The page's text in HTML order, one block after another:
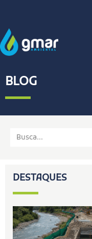
BLOG
DESTAQUES